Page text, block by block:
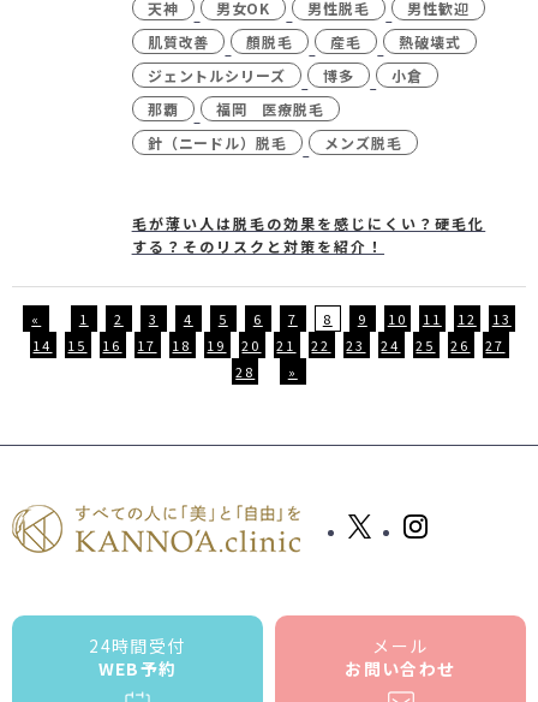
天神
男女OK 男性脱毛
男性歓迎
肌質改善
顏脱毛 産毛
熱破壊式
ジェントルシリーズ
博多
小倉
那覇
福岡 医療脱毛
針（ニードル）脱毛
メンズ脱毛
毛が薄い人は脱毛の効果を感じにくい？硬毛化
する？そのリスクと対策を紹介！
« 1 2 3 4 5 6 7 8 9 10 11 12
13
14
15 16 17 18 19 20 21 22 23 24 25 26
27
28
»
24時間受付
WEB予約
メール
お問い合わせ